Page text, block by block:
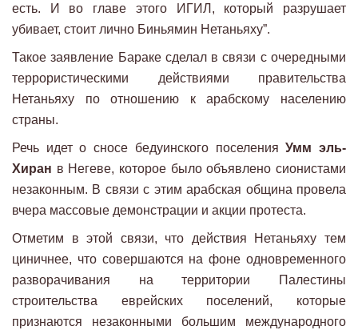
есть. И во главе этого ИГИЛ, который разрушает
убивает, стоит лично Биньямин Нетаньяху”.
Такое заявление Бараке сделал в связи с очередными
террористическими действиями правительства
Нетаньяху по отношению к арабскому населению
страны.
Речь идет о сносе бедуинского поселенияУмм эль-
Хиран в Негеве, которое было объявлено сионистами
незаконным. В связи с этим арабская община провела
вчера массовые демонстрации и акции протеста.
Отметим в этой связи, что действия Нетаньяху тем
циничнее, что совершаются на фоне одновременного
разворачивания на территории Палестины
строительства еврейских поселений, которые
признаются незаконными большим международного